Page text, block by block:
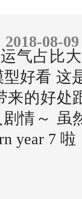
2018-08-
气占比
好看 这
来的好处
情～ 虽
year 7 啦